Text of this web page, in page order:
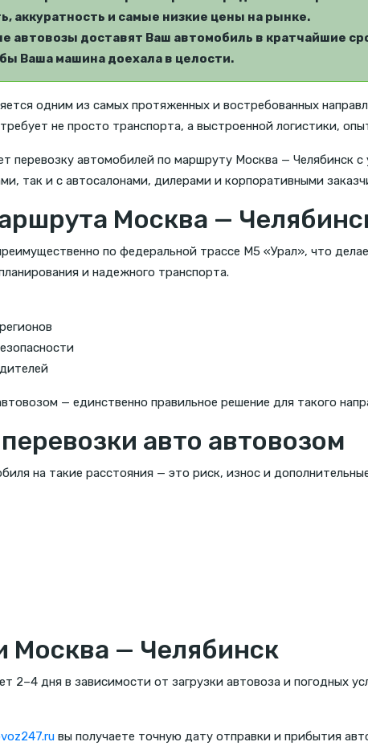
аккуратность и самые низкие цены на рынке.
автовозы доставят Ваш автомобиль в кратчайшие
Ваша машина доехала в целости.
одним из самых протяженных и востребованных
не просто транспорта, а выстроенной логистики,
перевозку автомобилей по маршруту Москва — Челябинск
так и с автосалонами, дилерами и корпоративными
Москва —
по федеральной трассе М5 «Урал», что
и надежного транспорта.
— единственно правильное решение для такого
авто автовозом
на такие расстояния — это риск, износ и
Москва — Челябинск
2–4 дня в зависимости от загрузки автовоза и погодных
вы получаете точную дату отправки и прибытия